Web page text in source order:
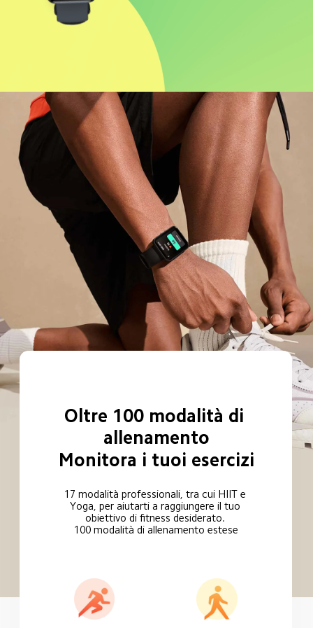
Oltre 100 modalità di
allenamento
Monitora i tuoi esercizi
17 modalità professionali, tra cui HIIT e
Yoga, per aiutarti a raggiungere il tuo
obiettivo di fitness desiderato.
100 modalità di allenamento estese